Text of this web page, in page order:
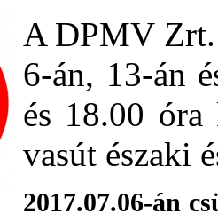
A DPMV
6-án, 13-án
és 18.00
vasút északi
2017.07.06-án